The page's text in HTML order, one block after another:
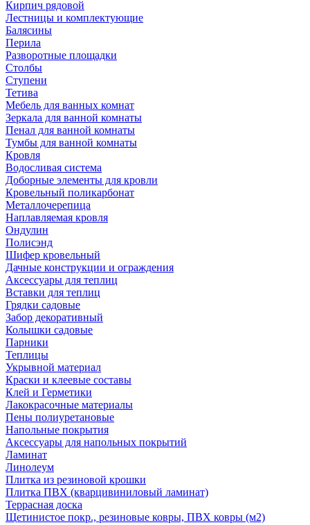
Кирпич рядовой
Лестницы и комплектующие
Балясины
Перила
Разворотные площадки
Столбы
Ступени
Тетива
Мебель для ванных комнат
Зеркала для ванной комнаты
Пенал для ванной комнаты
Тумбы для ванной комнаты
Кровля
Водосливая система
Доборные элементы для кровли
Кровельный поликарбонат
Металлочерепица
Наплавляемая кровля
Ондулин
Полисэнд
Шифер кровельный
Дачные конструкции и ограждения
Аксессуары для теплиц
Вставки для теплиц
Грядки садовые
Забор декоративный
Колышки садовые
Парники
Теплицы
Укрывной материал
Краски и клеевые составы
Клей и Герметики
Лакокрасочные материалы
Пены полиуретановые
Напольные покрытия
Аксессуары для напольных покрытий
Ламинат
Линолеум
Плитка из резиновой крошки
Плитка ПВХ (кварцивиниловый ламинат)
Террасная доска
Щетинистое покр., резиновые ковры, ПВХ ковры (м2)